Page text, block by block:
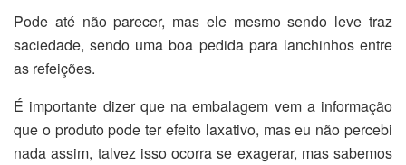
Pode até não parecer, mas ele mesmo sendo leve traz
saciedade, sendo uma boa pedida para lanchinhos entre
as refeições.
É importante dizer que na embalagem vem a informação
que o produto pode ter efeito laxativo, mas eu não percebi
nada assim, talvez isso ocorra se exagerar, mas sabemos